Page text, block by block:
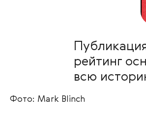
рейтинг
всю
Фото: Mark Blinch